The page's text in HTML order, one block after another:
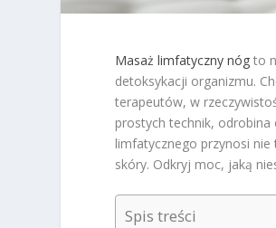
Masaż limfatyczny nóg to
detoksykacji organizmu.
terapeutów, w
prostych technik,
limfatycznego przynosi
skóry. Odkryj moc, jaką
Spis treści